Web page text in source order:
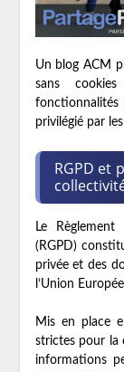
Un blog ACM
sans
fonctionnalités
privilégié par
RGPD et
Le
(RGPD)
privée et des
l’Union
Mis en place
strictes pour la
informations